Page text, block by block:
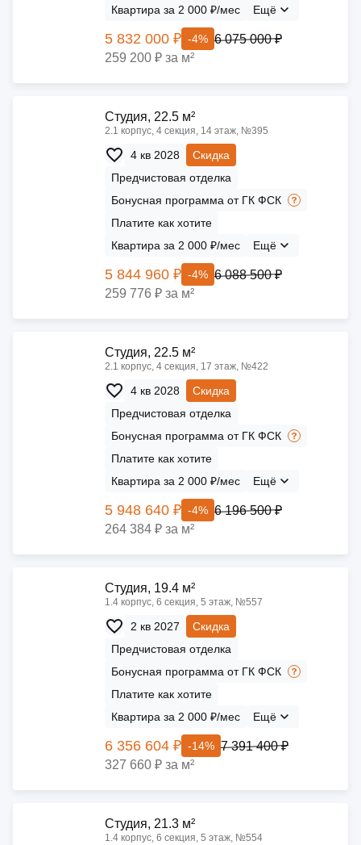
Квартира за 2 000 ₽/мес Ещё
5 832 000 ₽ -4% 6 075 000 ₽
259 200 ₽ за м²
Cтудия, 22.5 м²
2.1 корпус, 4 секция, 14 этаж, №395
4 кв 2028
Скидка
Предчистовая отделка
Бонусная программа от ГК ФСК
Платите как хотите
Квартира за 2 000 ₽/мес
Ещё
5 844 960 ₽ -4% 6 088 500 ₽
259 776 ₽ за м²
Cтудия, 22.5 м²
2.1 корпус, 4 секция, 17 этаж, №422
4 кв 2028
Скидка
Предчистовая отделка
Бонусная программа от ГК ФСК
Платите как хотите
Квартира за 2 000 ₽/мес
Ещё
5 948 640 ₽ -4% 6 196 500 ₽
264 384 ₽ за м²
Cтудия, 19.4 м²
1.4 корпус, 6 секция, 5 этаж, №557
2 кв 2027
Скидка
Предчистовая отделка
Бонусная программа от ГК ФСК
Платите как хотите
Квартира за 2 000 ₽/мес
Ещё
6 356 604 ₽ -14% 7 391 400 ₽
327 660 ₽ за м²
Cтудия, 21.3 м²
1.4 корпус, 6 секция, 5 этаж, №554